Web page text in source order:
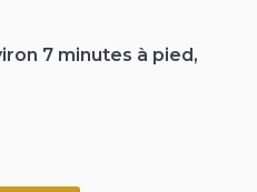
7 minutes à pied,